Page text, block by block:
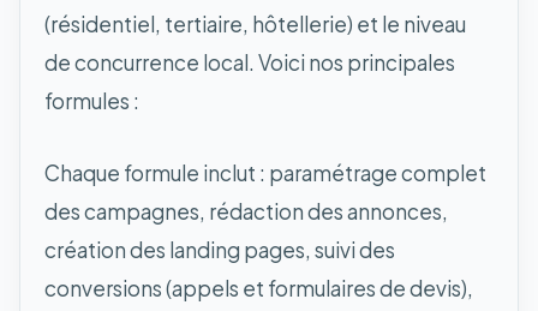
(résidentiel, tertiaire, hôtellerie) et le niveau
de concurrence local. Voici nos principales
formules :
Chaque formule inclut : paramétrage complet
des campagnes, rédaction des annonces,
création des landing pages, suivi des
conversions (appels et formulaires de devis),